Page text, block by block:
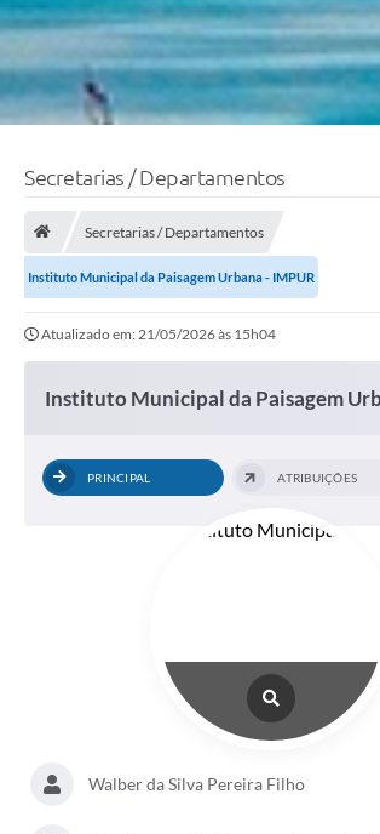
Secretarias / Departamentos
Secretarias / Departamentos
Instituto Municipal da Paisagem Urbana - IMPUR
Atualizado em: 21/05/2026 às 15h04
Instituto Municipal da Paisagem
PRINCIPAL ATRIBUIÇÕES
Walber da Silva Pereira Filho